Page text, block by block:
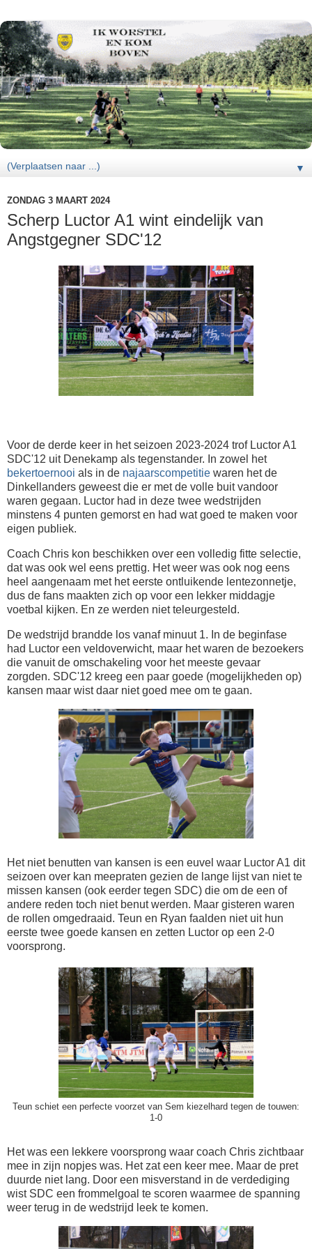
▼
ZONDAG 3 MAART 2024
Scherp Luctor A1 wint eindelijk van
Angstgegner SDC'12
Voor de derde keer in het seizoen 2023-2024 trof Luctor A1
SDC'12 uit Denekamp als tegenstander. In zowel het
bekertoernooi als in de najaarscompetitie waren het de
Dinkellanders geweest die er met de volle buit vandoor
waren gegaan. Luctor had in deze twee wedstrijden
minstens 4 punten gemorst en had wat goed te maken voor
eigen publiek.
Coach Chris kon beschikken over een volledig fitte selectie,
dat was ook wel eens prettig. Het weer was ook nog eens
heel aangenaam met het eerste ontluikende lentezonnetje,
dus de fans maakten zich op voor een lekker middagje
voetbal kijken. En ze werden niet teleurgesteld.
De wedstrijd brandde los vanaf minuut 1. In de beginfase
had Luctor een veldoverwicht, maar het waren de bezoekers
die vanuit de omschakeling voor het meeste gevaar
zorgden. SDC'12 kreeg een paar goede (mogelijkheden op)
kansen maar wist daar niet goed mee om te gaan.
Het niet benutten van kansen is een euvel waar Luctor A1 dit
seizoen over kan meepraten gezien de lange lijst van niet te
missen kansen (ook eerder tegen SDC) die om de een of
andere reden toch niet benut werden. Maar gisteren waren
de rollen omgedraaid. Teun en Ryan faalden niet uit hun
eerste twee goede kansen en zetten Luctor op een 2-0
voorsprong.
Teun schiet een perfecte voorzet van Sem kiezelhard tegen de touwen:
1-0
Het was een lekkere voorsprong waar coach Chris zichtbaar
mee in zijn nopjes was. Het zat een keer mee. Maar de pret
duurde niet lang. Door een misverstand in de verdediging
wist SDC een frommelgoal te scoren waarmee de spanning
weer terug in de wedstrijd leek te komen.